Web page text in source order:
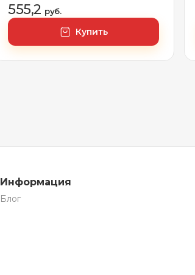
9005 черный)
555,2 руб.
Купить
Информация
Блог